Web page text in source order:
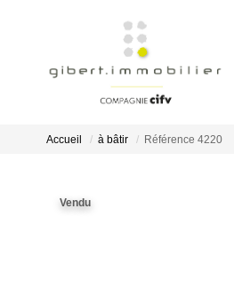
Accueil à bâtir Référence 4220
Vendu